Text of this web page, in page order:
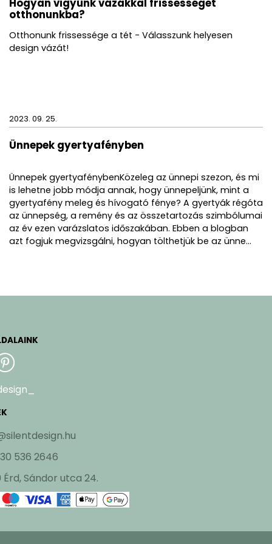
alkalmazzunk nedves tisztítórongyot és kerüljük a
savas kémhatású, maró vegyszereket.
Hogyan vigyünk vázákkal frissességet
otthonunkba?
Otthonunk frissessége a tét - Válasszunk helyesen
design vázát!
2023. 09. 25.
Ünnepek gyertyafényben
Ünnepek gyertyafénybenKözeleg az ünnepi szezon, és mi
is lehetne jobb módja annak, hogy ünnepeljünk, mint a
gyertyafény meleg és hívogató fénye? A gyertyák régóta
az ünnepség, a remény és az összetartozás szimbólumai
az év ezen varázslatos időszakában. Ebben a blogban
azt fogjuk megvizsgálni, hogyan tölthetjük be az ünne...
536 2646
Érd, Sándor utca 24.